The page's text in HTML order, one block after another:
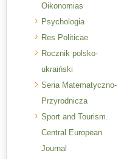
Oikonomias
Psychologia
Res Politicae
Rocznik polsko-
ukraiński
Seria Matematyczno-
Przyrodnicza
Sport and Tourism.
Central European
Journal